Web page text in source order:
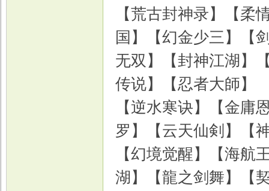
【荒古封神录】【柔
国】【幻金少三】【
无双】【封神江湖】
传说】【忍者大師】
【逆水寒诀】【金庸
罗】【云天仙剣】【
【幻境觉醒】【海航
湖】【龍之剑舞】【